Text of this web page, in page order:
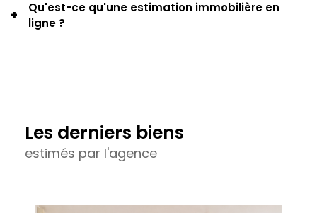
Qu'est-ce qu'une estimation immobilière en
ligne ?
Cependant, elle est souvent basée sur des données
générales et ne tient pas compte des détails uniques
reconnaissons l'intérêt de l'estimation en ligne comme
Les derniers biens
estimés par l'agence